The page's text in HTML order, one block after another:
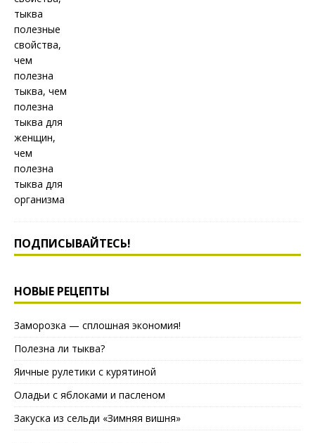
ПОДПИСЫВАЙТЕСЬ!
НОВЫЕ РЕЦЕПТЫ
Заморозка — сплошная экономия!
Полезна ли тыква?
Яичные рулетики с курятиной
Оладьи с яблоками и пасленом
Закуска из сельди «Зимняя вишня»